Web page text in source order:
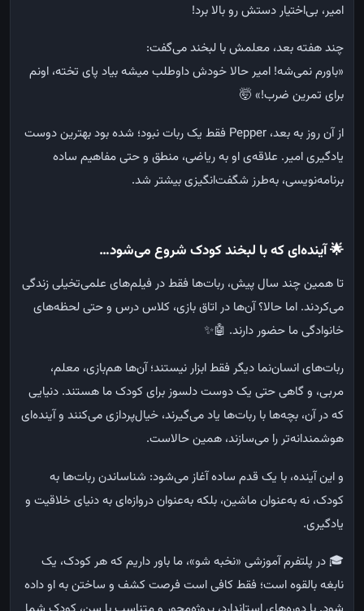
امیر، بی‌اختیار دستش رو بالا برد!
چند هفته بعد، معلمش با لبخند می‌گفت:
«باورم نمی‌شه! امیر حالا خودش داوطلب میشه بیاد پای تخته، اونم
برای تمرین ضرب!» 🤯
از آن روز به بعد، Pepper فقط یک ربات نبود؛ شده بود بهترین دوست
یادگیری امیر. علاقه‌ی او به ریاضی، منطق و حتی مفاهیم ساده
برنامه‌نویسی، به‌طرز شگفت‌انگیزی بیشتر شد.
🌟آینده‌ایکهبا لبخندکودکشروعمی‌شود…
تا همینچند سالپیش، ربات‌ها فقطدر فیلم‌های علمی‌تخیلیزندگی
می‌کردند. اما حالا؟آن‌ها دراتاقبازی، کلاسدرس وحتیلحظه‌های
خانوادگیما حضوردارند. 🤖✨
ربات‌هایانسان‌نما دیگر فقطابزارنیستند؛ آن‌ها هم‌بازی، معلم،
مربی، وگاهیحتی یکدوستدلسوزبرایکودکما هستند. دنیایی
کهدرآن، بچه‌ها با ربات‌ها یادمی‌گیرند، خیال‌پردازیمی‌کنند وآینده‌ای
هوشمندانه‌تررا می‌سازند، همینحالاست.
واینآینده، با یک قدم سادهآغازمی‌شود: شناساندنربات‌ها به
کودک، نهبه‌عنوانماشین، بلکهبه‌عنواندروازه‌ایبهدنیایخلاقیت و
یادگیری.
🎓در پلتفرمآموزشی «نخبه شو»، ما باورداریمکههرکودک، یک
نابغهبالقوهاست؛ فقطکافیاست فرصتکشف و ساختنبهاوداده